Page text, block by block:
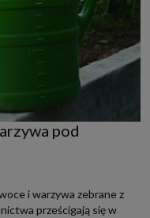
pod
i warzywa zebrane z
prześcigają się w